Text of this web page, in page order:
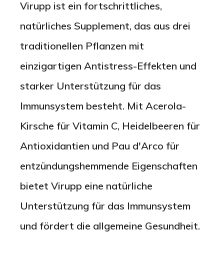
Deutsch Nederlands English Español
Virupp ist ein fortschrittliches,
natürliches Supplement, das aus drei
traditionellen Pflanzen mit
einzigartigen Antistress-Effekten und
starker Unterstützung für das
Immunsystem besteht. Mit Acerola-
Kirsche für Vitamin C, Heidelbeeren für
Antioxidantien und Pau d'Arco für
entzündungshemmende Eigenschaften
bietet Virupp eine natürliche
Unterstützung für das Immunsystem
und fördert die allgemeine Gesundheit.